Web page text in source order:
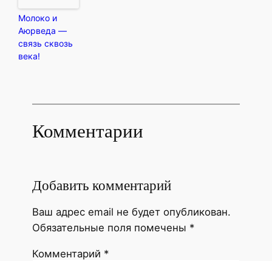
Молоко и
Аюрведа —
связь сквозь
века!
Комментарии
Добавить комментарий
Ваш адрес email не будет опубликован.
Обязательные поля помечены *
Комментарий *